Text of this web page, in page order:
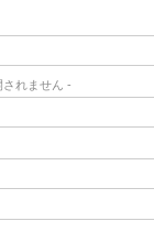
れません -